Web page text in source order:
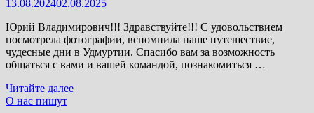
13.08.202402.08.2025
Юрий Владимирович!!! Здравствуйте!!! С удовольствием
посмотрела фотографии, вспомнила наше путешествие,
чудесные дни в Удмуртии. Спасибо вам за возможность
общаться с вами и вашей командой, познакомиться …
Отзывы:
Ценч
Читайте далее
О нас пишут